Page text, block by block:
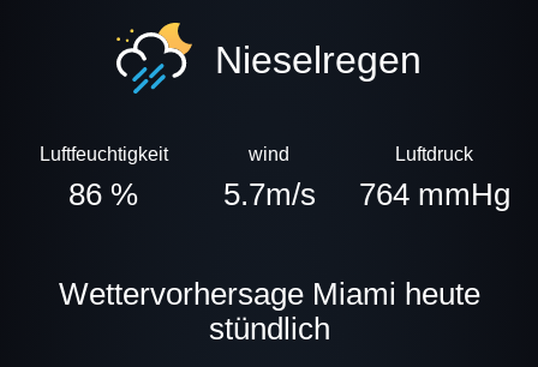
Nieselregen
Luftfeuchtigkeit
86 %
wind
5.7m/s
Luftdruck
764 mmHg
Wettervorhersage Miami heute
stündlich